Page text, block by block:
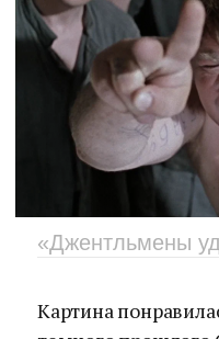
«Джентльмены
Картина